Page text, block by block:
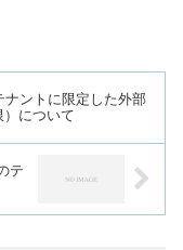
ナントに限定した外部
について
テ